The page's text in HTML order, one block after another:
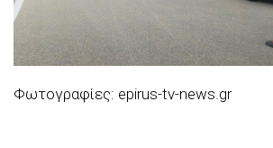
Φωτογραφίες: epirus-tv-news.gr